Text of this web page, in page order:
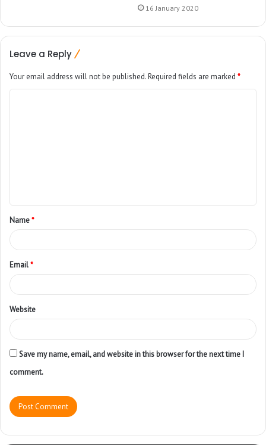
16 January 2020
Leave a Reply
Your email address will not be published.Required fields are marked *
Name*
Email*
Website
Save my name, email, and website in this browser for the next time I
comment.